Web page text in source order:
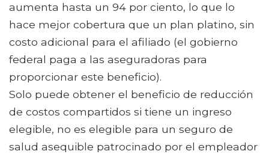
aumenta hasta un 94 por ciento, lo que lo
hace mejor cobertura que un plan platino, sin
costo adicional para el afiliado (el gobierno
federal paga a las aseguradoras para
proporcionar este beneficio).
Solo puede obtener el beneficio de reducción
de costos compartidos si tiene un ingreso
elegible, no es elegible para un seguro de
salud asequible patrocinado por el empleador